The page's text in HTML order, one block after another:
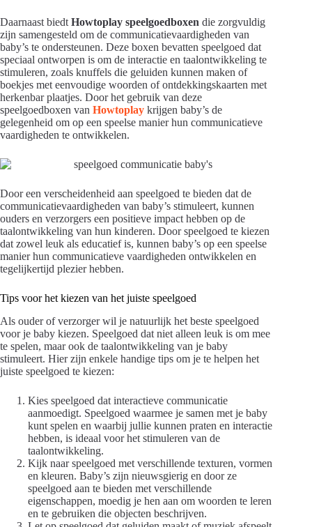
Daarnaast biedt Howtoplay speelgoedboxen die zorgvuldig
zijn samengesteld om de communicatievaardigheden van
baby’s te ondersteunen. Deze boxen bevatten speelgoed dat
speciaal ontworpen is om de interactie en taalontwikkeling te
stimuleren, zoals knuffels die geluiden kunnen maken of
boekjes met eenvoudige woorden of ontdekkingskaarten met
herkenbar plaatjes. Door het gebruik van deze
speelgoedboxen van Howtoplay krijgen baby’s de
gelegenheid om op een speelse manier hun communicatieve
vaardigheden te ontwikkelen.
Door een verscheidenheid aan speelgoed te bieden dat de
communicatievaardigheden van baby’s stimuleert, kunnen
ouders en verzorgers een positieve impact hebben op de
taalontwikkeling van hun kinderen. Door speelgoed te kiezen
dat zowel leuk als educatief is, kunnen baby’s op een speelse
manier hun communicatieve vaardigheden ontwikkelen en
tegelijkertijd plezier hebben.
Tips voor het kiezen van het juiste speelgoed
Als ouder of verzorger wil je natuurlijk het beste speelgoed
voor je baby kiezen. Speelgoed dat niet alleen leuk is om mee
te spelen, maar ook de taalontwikkeling van je baby
stimuleert. Hier zijn enkele handige tips om je te helpen het
juiste speelgoed te kiezen:
Kies speelgoed dat interactieve communicatie
aanmoedigt. Speelgoed waarmee je samen met je baby
kunt spelen en waarbij jullie kunnen praten en interactie
hebben, is ideaal voor het stimuleren van de
taalontwikkeling.
Kijk naar speelgoed met verschillende texturen, vormen
en kleuren. Baby’s zijn nieuwsgierig en door ze
speelgoed aan te bieden met verschillende
eigenschappen, moedig je hen aan om woorden te leren
en te gebruiken die objecten beschrijven.